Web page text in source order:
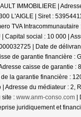
IMMOBILIERE |
L'AIGLE | Siret :
TVA
Capital social : 10 000 |
| Date de
de garantie financière :
caisse de garantie :
la garantie financière :
| Adresse du médiateur : 2,
site : www.anm-conso.com |
juridiquement et